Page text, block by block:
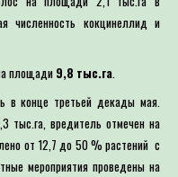
численность кокцинеллид и
площади9,8 тыс.га.
в конце третьей декады мая.
тыс.га, вредитель отмечен на
от 12,7 до 50 % растений с
мероприятия проведены на